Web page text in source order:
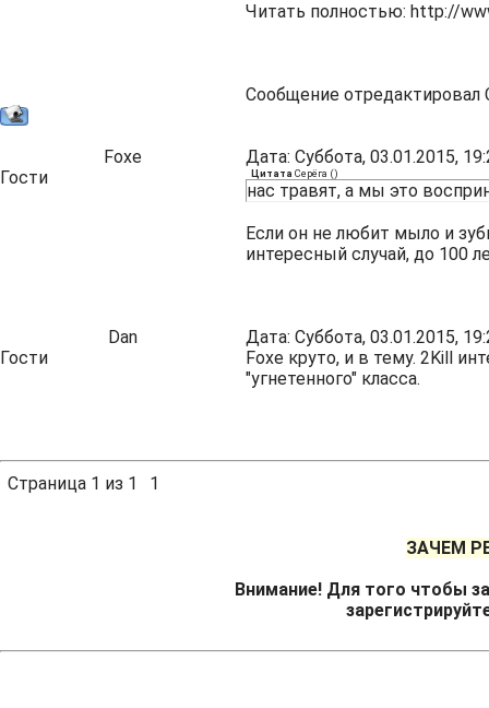
Читать полностью: http://
Сообщение отредактировал
Foxe
Дата: Суббота, 03.01.2015,
Гости
Цитата Серёга ()
нас травят, а мы это
Если он не любит мыло и
интересный случай, до 100
Dan
Дата: Суббота, 03.01.2015,
Гости
Foxe круто, и в тему. 2Kill
"угнетенного" класса.
Страница 1 из 1 1
ЗАЧЕМ
Внимание! Для того чтобы